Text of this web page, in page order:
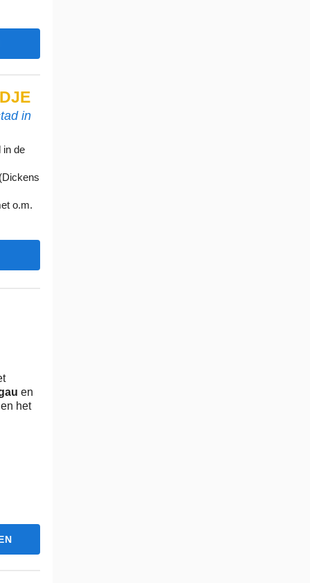
in
in de
o.m.
en
en het